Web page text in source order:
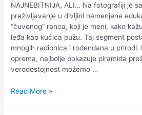
NAJNEBITNIJA, ALI… Na fotografiji je
preživljavanje u divljini namenjene
“čuvenog” ranca, koji je meni, kako
leđa kao kućica pužu. Taj segment
mnogih radionica i rođendana u prirodi.
oprema, najbolje pokazuje piramida
verodostojnost možemo …
Read More »